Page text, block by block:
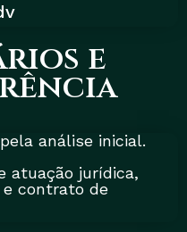
e
análise inicial.
atuação jurídica,
contrato de